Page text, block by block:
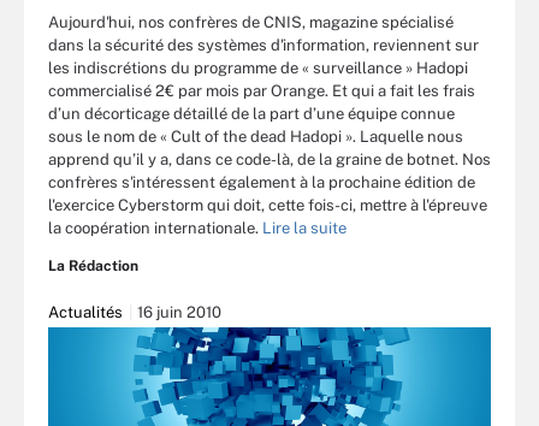
Aujourd'hui, nos confrères de CNIS, magazine spécialisé
dans la sécurité des systèmes d'information, reviennent sur
les indiscrétions du programme de « surveillance » Hadopi
commercialisé 2€ par mois par Orange. Et qui a fait les frais
d’un décorticage détaillé de la part d’une équipe connue
sous le nom de « Cult of the dead Hadopi ». Laquelle nous
apprend qu’il y a, dans ce code-là, de la graine de botnet. Nos
confrères s'intéressent également à la prochaine édition de
l'exercice Cyberstorm qui doit, cette fois-ci, mettre à l'épreuve
la coopération internationale. Lire la suite
La Rédaction
Actualités 16 juin 2010